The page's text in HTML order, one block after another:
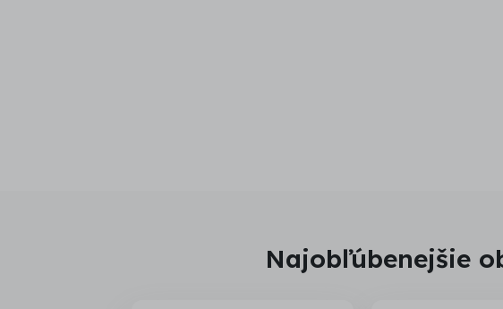
Najobľúbenejšie